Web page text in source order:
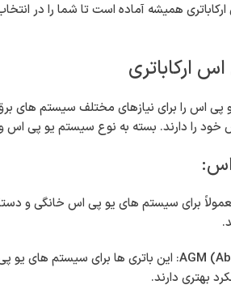
همیشه آماده است تا شما را در
ارکاباتری
را دارند. بسته به نوع سیستم یو پی اس و
اس:
برای سیستم های یو پی اس خانگی و
بهتری دارند.